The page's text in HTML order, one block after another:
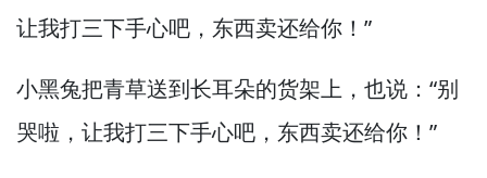
让我打三下手心吧， 东西卖还给你！”
小黑兔把青草送到长耳朵的货架上， 也说：“别
哭啦， 让我打三下手心吧， 东西卖还给你！”